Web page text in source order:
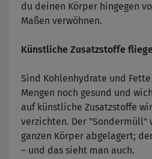
du deinen Körper hingegen
Maßen verwöhnen.
Künstliche Zusatzstoffe
Sind Kohlenhydrate und
Mengen noch gesund und
auf künstliche Zusatzstoffe
verzichten. Der "Sondermüll"
ganzen Körper abgelagert;
– und das sieht man auch.